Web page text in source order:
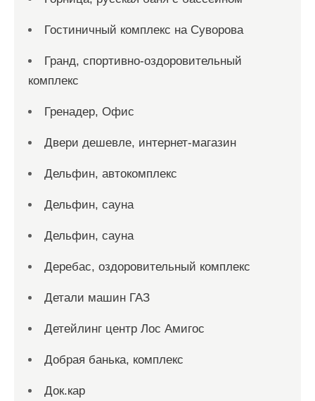
Гостиничный комплекс на Суворова
Гранд, спортивно-оздоровительный
комплекс
Гренадер, Офис
Двери дешевле, интернет-магазин
Дельфин, автокомплекс
Дельфин, сауна
Дельфин, сауна
Деребас, оздоровительный комплекс
Детали машин ГАЗ
Детейлинг центр Лос Амигос
Добрая банька, комплекс
Док.кар